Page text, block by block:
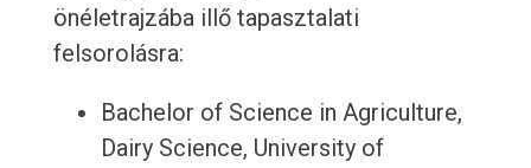
önéletrajzába illő tapasztalati
felsorolásra:
Bachelor of Science in Agriculture,
Dairy Science, University of